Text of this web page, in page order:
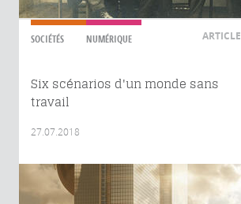
SOCIÉTÉS NUMÉRIQUE ARTICLE
Six scénarios d'un monde sans
travail
27.07.2018